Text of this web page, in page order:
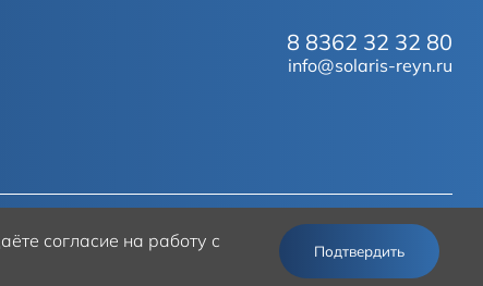
8 8362 32 32 80
info@solaris-reyn.ru
© 2026Solaris
согласие на работу с
Подтвердить